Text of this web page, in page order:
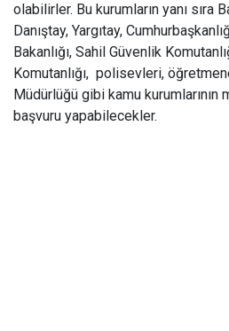
olabilirler. Bu kurumların yanı sıra
Danıştay, Yargıtay,
Bakanlığı, Sahil Güvenlik
Komutanlığı, polisevleri,
Müdürlüğü gibi kamu kurumlarının
başvuru yapabilecekler.